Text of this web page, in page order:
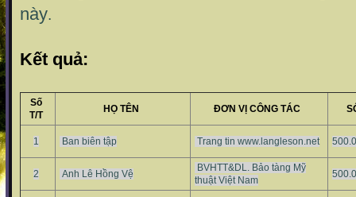
này.
Kết quả:
Số
T/T
HỌ TÊN ĐƠN VỊ CÔNG TÁC
1 Ban biên tập Trang tin www.langleson.net
2 Anh Lê Hồng Vệ
BVHTT&DL. Bảo tàng Mỹ
thuật Việt Nam